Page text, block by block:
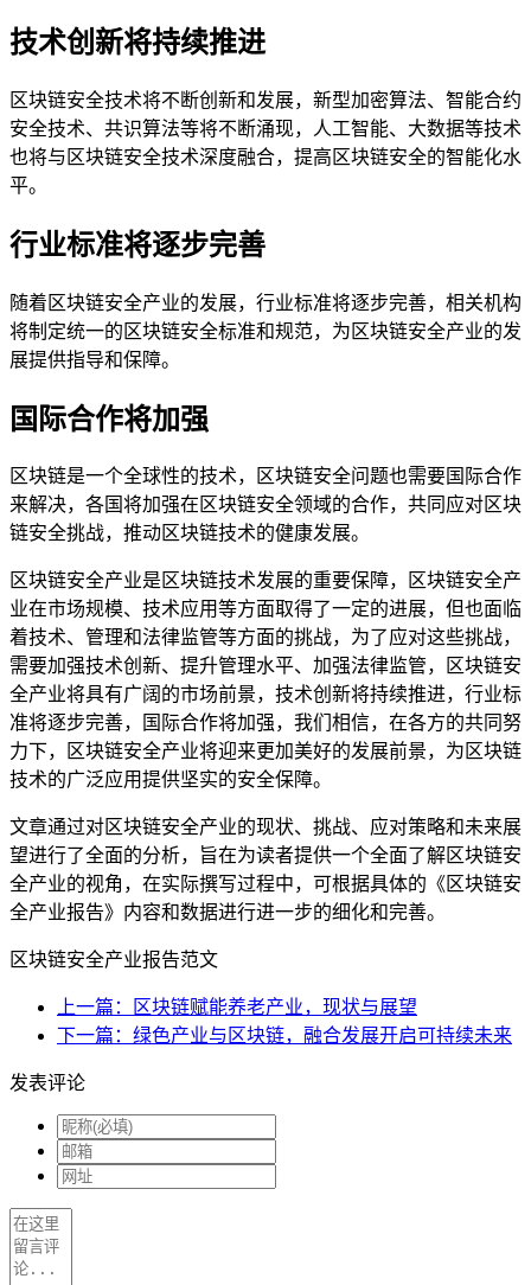
技术创新将持续推进
区块链安全技术将不断创新和发展，新型加密算法、智能合约
安全技术、共识算法等将不断涌现，人工智能、大数据等技术
也将与区块链安全技术深度融合，提高区块链安全的智能化水
平。
行业标准将逐步完善
随着区块链安全产业的发展，行业标准将逐步完善，相关机构
将制定统一的区块链安全标准和规范，为区块链安全产业的发
展提供指导和保障。
国际合作将加强
区块链是一个全球性的技术，区块链安全问题也需要国际合作
来解决，各国将加强在区块链安全领域的合作，共同应对区块
链安全挑战，推动区块链技术的健康发展。
区块链安全产业是区块链技术发展的重要保障，区块链安全产
业在市场规模、技术应用等方面取得了一定的进展，但也面临
着技术、管理和法律监管等方面的挑战，为了应对这些挑战，
需要加强技术创新、提升管理水平、加强法律监管，区块链安
全产业将具有广阔的市场前景，技术创新将持续推进，行业标
准将逐步完善，国际合作将加强，我们相信，在各方的共同努
力下，区块链安全产业将迎来更加美好的发展前景，为区块链
技术的广泛应用提供坚实的安全保障。
文章通过对区块链安全产业的现状、挑战、应对策略和未来展
望进行了全面的分析，旨在为读者提供一个全面了解区块链安
全产业的视角，在实际撰写过程中，可根据具体的《区块链安
全产业报告》内容和数据进行进一步的细化和完善。
区块链安全产业报告范文
上一篇：区块链赋能养老产业，现状与展望
下一篇：绿色产业与区块链，融合发展开启可持续未来
发表评论